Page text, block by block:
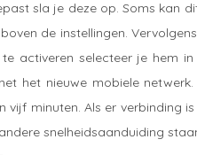
sla je deze op. Soms kan
de instellingen.
activeren selecteer je hem
het nieuwe mobiele
vijf minuten. Als er verbinding
snelheidsaanduiding